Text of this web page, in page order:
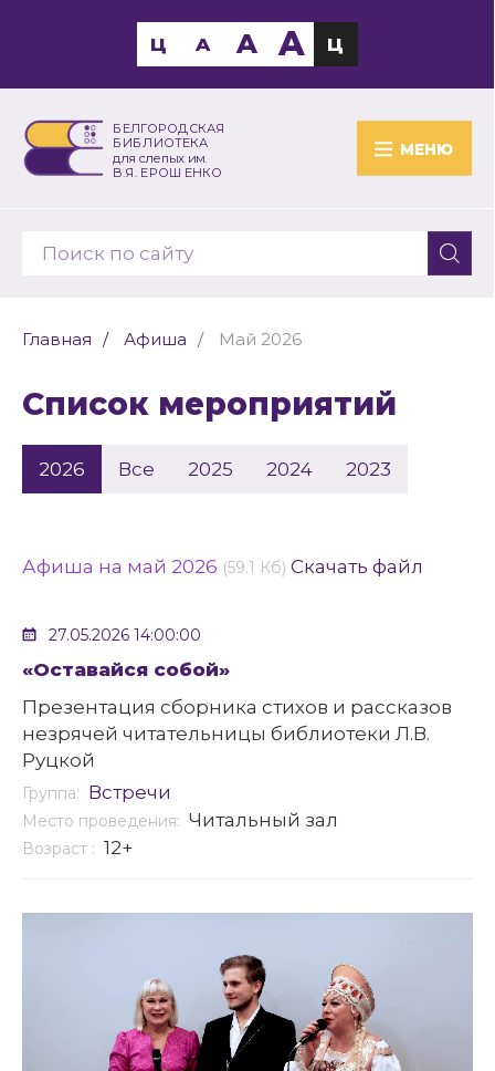
БЕЛГОРОДСКАЯ
БИБЛИОТЕКА
для слепых им.
В.Я. ЕРОШЕНКО
МЕНЮ
Ц A A A Ц
Главная Афиша Май 2026
Список мероприятий
Все
2026 2025 2024 2023
Афиша на май 2026 (59.1 Кб) Скачать файл
27.05.2026 14:00:00
«Оставайся собой»
Презентация сборника стихов и рассказов
незрячей читательницы библиотеки Л.В.
Руцкой
Группа: Встречи
Место проведения: Читальный зал
Возраст : 12+